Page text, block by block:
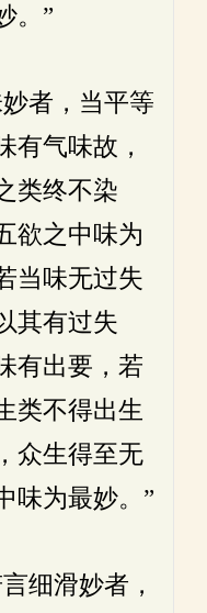
。”
者，当平等
有气味故，
类终不染
欲之中味为
当味无过失
其有过失
有出要，若
类不得出生
众生得至无
味为最妙。”
细滑妙者，